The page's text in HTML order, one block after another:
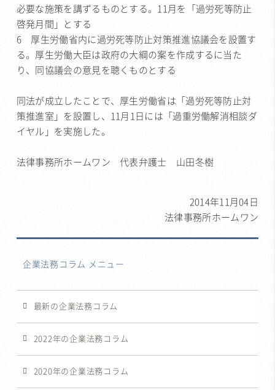
必要な施策を講ずるものとする。11月を「過労死等防止
啓発月間」とする
6 厚生労働省内に過労死等防止対策推進協議会を設置す
る。厚生労働大臣は政府の大綱の案を作成するに当た
り、同協議会の意見を聴くものとする
同法が成立したことで、厚生労働省は「過労死等防止対
策推進室」を設置し、11月1日には「過重労働解消相談ダ
イヤル」を実施した。
法律事務所ホームワン 代表弁護士 山田冬樹
2014年11月04日
法律事務所ホームワン
企業法務コラム メニュー
最新の企業法務コラム
2022年の企業法務コラム
2020年の企業法務コラム